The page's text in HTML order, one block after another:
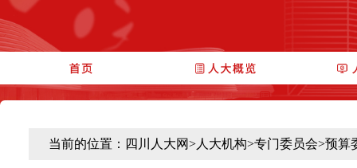
当前的位置： 四川人大网>人大机构>专门委员会>预算